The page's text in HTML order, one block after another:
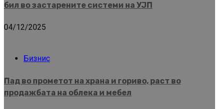
бил во застарените системи на УЈП
04/12/2025
Бизнис
Пад во прометот на храна и гориво, раст во
продажбата на облека и мебел